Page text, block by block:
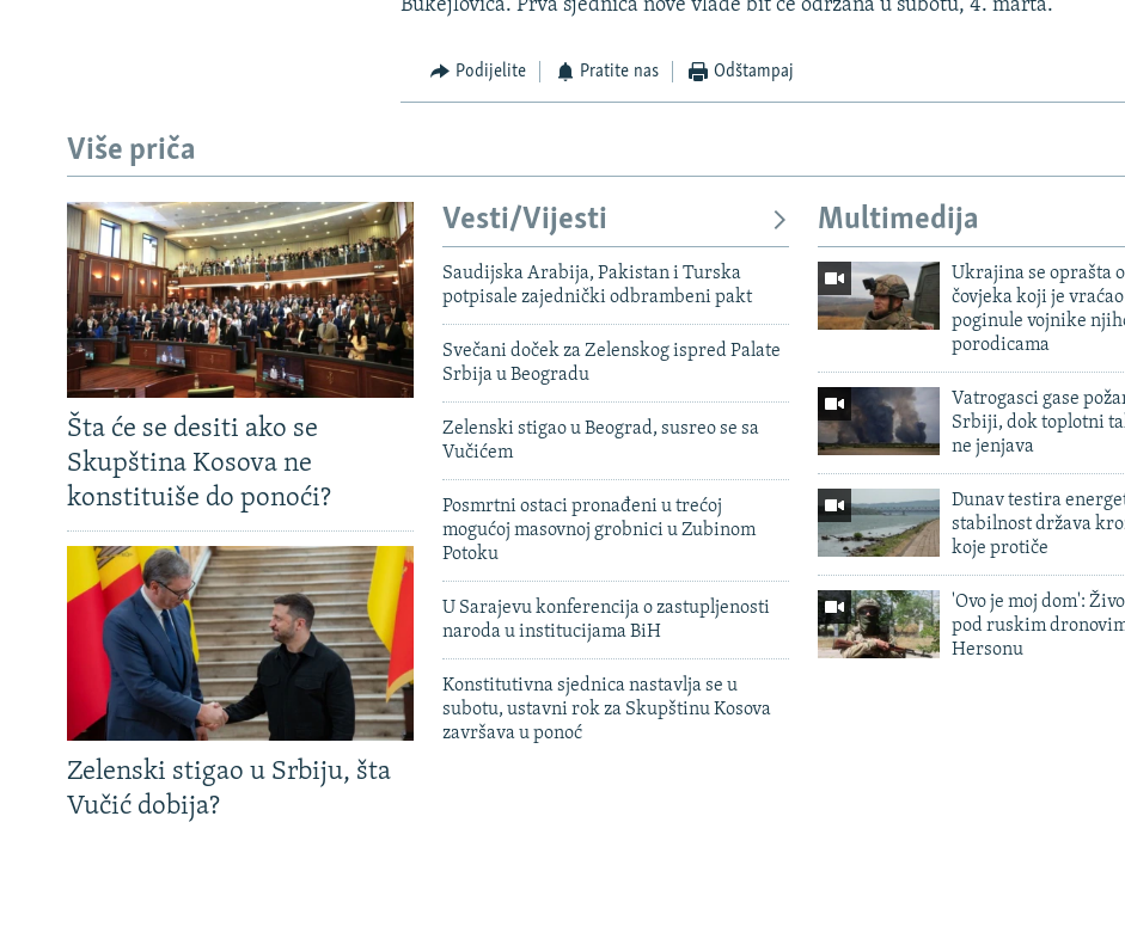
VIŠE OD NASLOVA
GENOCID U SREBRENICI
POPLAVE I KLIZIŠTA U BIH 2024.
TV LIBERTY
POST SCRIPTUM
MOJA EVROPA
TRI DECENIJE OD RATA U BIH
SVE KARTE DEJTONA
NASTANAK I RASPAD JUGOSLAVIJE
Bukejlovica. Prva sjednica nove vlade bit ce odrzana u subotu, 4. marta.
Podijelite Pratite nas Odštampaj
Više priča
Šta će se desiti ako se
Skupština Kosova ne
konstituiše do ponoći?
Zelenski stigao u Srbiju, šta
Vučić dobija?
Vesti/Vijesti
Saudijska Arabija, Pakistan i Turska
potpisale zajednički odbrambeni pakt
Svečani doček za Zelenskog ispred Palate
Srbija u Beogradu
Zelenski stigao u Beograd, susreo se sa
Vučićem
Posmrtni ostaci pronađeni u trećoj
mogućoj masovnoj grobnici u Zubinom
Potoku
U Sarajevu konferencija o zastupljenosti
naroda u institucijama BiH
Konstitutivna sjednica nastavlja se u
subotu, ustavni rok za Skupštinu Kosova
završava u ponoć
Multimedija
Ukrajina se oprašta
čovjeka koji je vraćao
poginule vojnike
porodicama
Vatrogasci gase
Srbiji, dok toplotni
ne jenjava
Dunav testira
stabilnost država
koje protiče
'Ovo je moj dom':
pod ruskim
Hersonu